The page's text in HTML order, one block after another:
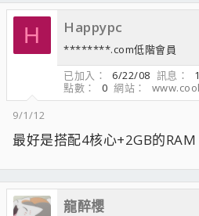
H Happypc
********.com低階會員
已加入
6/22/08 訊息
點數
0 網站
9/1/12
最好是搭配4核心+2GB的
龍醉櫻